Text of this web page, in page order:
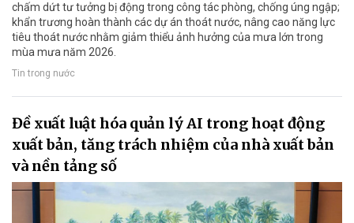
chấm dứt tư tưởng bị động trong công tác phòng, chống úng ngập;
khẩn trương hoàn thành các dự án thoát nước, nâng cao năng lực
tiêu thoát nước nhằm giảm thiểu ảnh hưởng của mưa lớn trong
mùa mưa năm 2026.
Tin trong nước
Đề xuất luật hóa quản lý AI trong hoạt động
xuất bản, tăng trách nhiệm của nhà xuất bản
và nền tảng số